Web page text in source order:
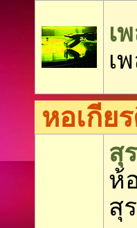
เ
เ
หอเกีย
สุ
ห้
สุ